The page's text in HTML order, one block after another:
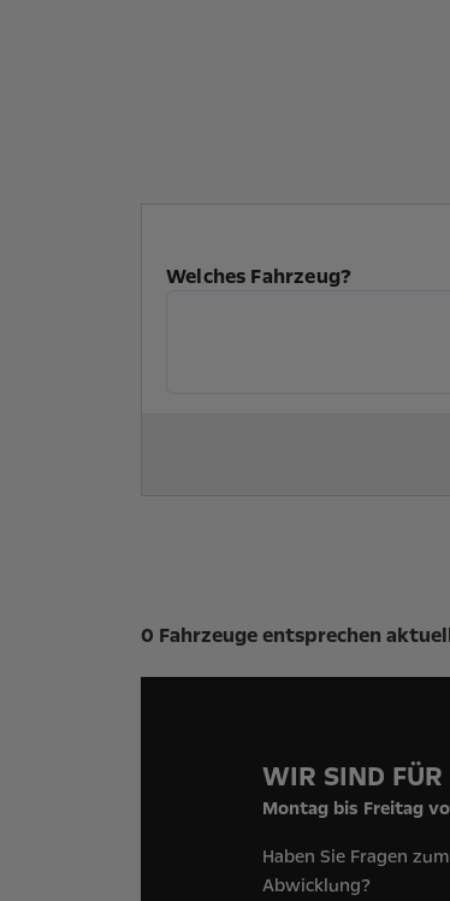
Welches Fahrzeug?
Suchergebnisse
0 Fahrzeuge entsprechen
WIR SIND FÜR
Montag bis Freitag
Haben Sie Fragen
Abwicklung?